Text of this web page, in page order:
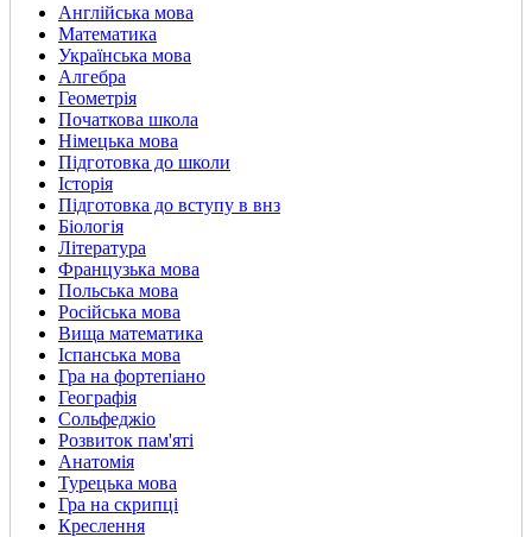
Англійська мова
Математика
Українська мова
Алгебра
Геометрія
Початкова школа
Німецька мова
Підготовка до школи
Історія
Підготовка до вступу в внз
Біологія
Література
Французька мова
Польська мова
Російська мова
Вища математика
Іспанська мова
Гра на фортепіано
Географія
Сольфеджіо
Розвиток пам'яті
Анатомія
Турецька мова
Гра на скрипці
Креслення